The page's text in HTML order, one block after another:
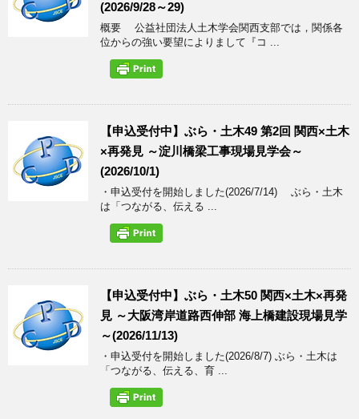
(2026/9/28～29)
概要 公益社団法人土木学会関西支部では，関係各
位からの強い要望によりまして『コ ...
【申込受付中】ぶら・土木49 第2回 関西×土木
×再発見 ～淀川橋梁工事現場見学会～
(2026/10/1)
・申込受付を開始しました(2026/7/14) ぶら・土木
は「つながる、伝える ...
【申込受付中】ぶら・土木50 関西×土木×再発
見 ～大阪湾岸道路西伸部 海上橋建設現場見学
～(2026/11/13)
・申込受付を開始しました(2026/8/7) ぶら・土木は
「つながる、伝える、育 ...